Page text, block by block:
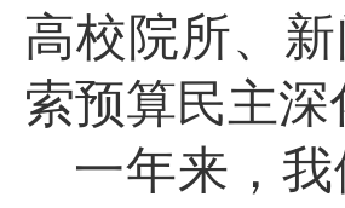
高校院所、新
索预算民主
一年来，